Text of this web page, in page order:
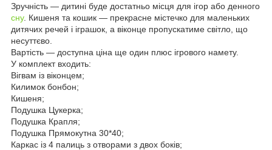
Зручність — дитині буде достатньо місця для ігор або денного
сну. Кишеня та кошик — прекрасне містечко для маленьких
дитячих речей і іграшок, а віконце пропускатиме світло, що
несуттєво.
Вартість — доступна ціна ще один плюс ігрового намету.
У комплект входить:
Вігвам із віконцем;
Килимок бонбон;
Кишеня;
Подушка Цукерка;
Подушка Крапля;
Подушка Прямокутна 30*40;
Каркас із 4 палиць з отворами з двох боків;